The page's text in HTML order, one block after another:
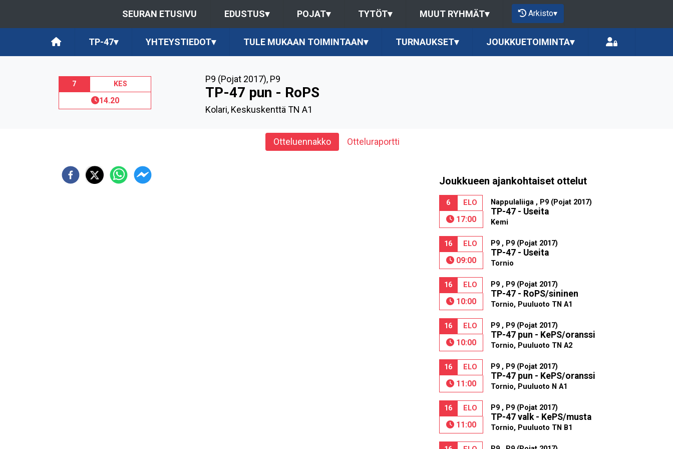
SEURAN ETUSIVU EDUSTUS▾ POJAT▾ TYTÖT▾ MUUT RYHMÄT▾ Arkisto▾
TP-47▾ YHTEYSTIEDOT▾ TULE MUKAAN TOIMINTAAN▾ TURNAUKSET▾ JOUKKUETOIMINTA▾
7 KES
14.20
P9 (Pojat 2017), P9
TP-47 pun - RoPS
Kolari, Keskuskenttä TN A1
Otteluennakko Otteluraportti
Joukkueen ajankohtaiset ottelut
6 ELO
17:00
Nappulaliiga , P9 (Pojat 2017)
TP-47 - Useita
Kemi
16 ELO
09:00
P9 , P9 (Pojat 2017)
TP-47 - Useita
Tornio
16 ELO
10:00
P9 , P9 (Pojat 2017)
TP-47 - RoPS/sininen
Tornio, Puuluoto TN A1
16 ELO
10:00
P9 , P9 (Pojat 2017)
TP-47 pun - KePS/oranssi
Tornio, Puuluoto TN A2
16 ELO
11:00
P9 , P9 (Pojat 2017)
TP-47 pun - KePS/oranssi
Tornio, Puuluoto N A1
16 ELO
11:00
P9 , P9 (Pojat 2017)
TP-47 valk - KePS/musta
Tornio, Puuluoto TN B1